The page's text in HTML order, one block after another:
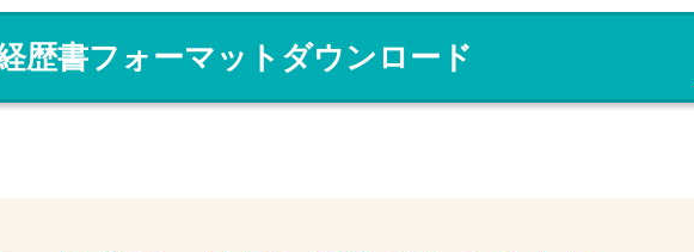
歴書フォーマットダウンロード